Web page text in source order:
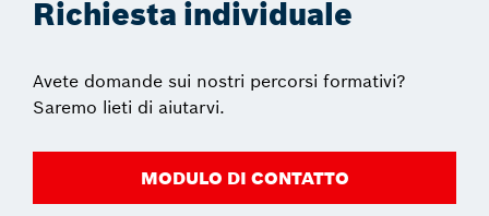
Richiesta individuale
Avete domande sui nostri percorsi formativi?
Saremo lieti di aiutarvi.
MODULO DI CONTATTO